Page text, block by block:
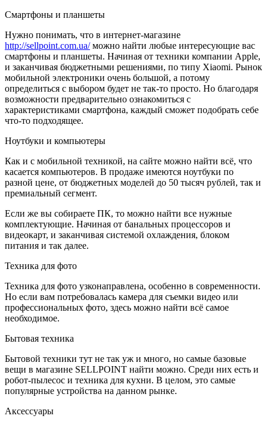
Смартфоны и планшеты
Нужно понимать, что в интернет-магазине
http://sellpoint.com.ua/можно найти любые интересующие вас
смартфоны и планшеты. Начиная от техники компании Apple,
и заканчивая бюджетными решениями, по типу Xiaomi. Рынок
мобильной электроники очень большой, а потому
определиться с выбором будет не так-то просто. Но благодаря
возможности предварительно ознакомиться с
характеристиками смартфона, каждый сможет подобрать себе
что-то подходящее.
Ноутбуки и компьютеры
Как и с мобильной техникой, на сайте можно найти всё, что
касается компьютеров. В продаже имеются ноутбуки по
разной цене, от бюджетных моделей до 50 тысяч рублей, так и
премиальный сегмент.
Если же вы собираете ПК, то можно найти все нужные
комплектующие. Начиная от банальных процессоров и
видеокарт, и заканчивая системой охлаждения, блоком
питания и так далее.
Техника для фото
Техника для фото узконаправлена, особенно в современности.
Но если вам потребовалась камера для съемки видео или
профессиональных фото, здесь можно найти всё самое
необходимое.
Бытовая техника
Бытовой техники тут не так уж и много, но самые базовые
вещи в магазине SELLPOINT найти можно. Среди них есть и
робот-пылесос и техника для кухни. В целом, это самые
популярные устройства на данном рынке.
Аксессуары